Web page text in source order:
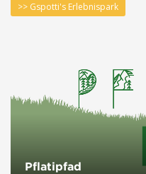
>> Gspotti's Erlebnispark
Pflatipfad